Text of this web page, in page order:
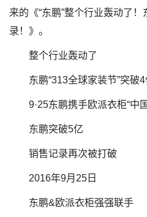
来的《“东鹏”整个行业轰动了
录！》。
整个行业轰动了
东鹏“313全球家装节”突破4
9·25东鹏携手欧派衣柜“中
东鹏突破5亿
销售记录再次被打破
2016年9月25日
东鹏&欧派衣柜强强联手